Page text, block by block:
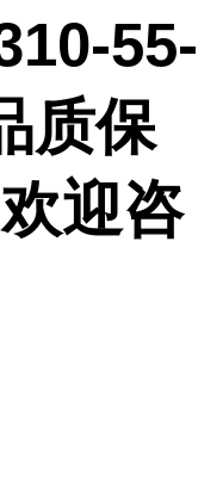
55-
质保
迎咨